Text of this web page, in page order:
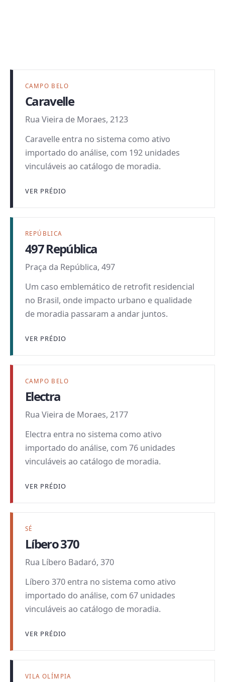
CAMPO BELO
Caravelle
Rua Vieira de Moraes, 2123
Caravelle entra no sistema como ativo
importado do análise, com 192 unidades
vinculáveis ao catálogo de moradia.
VER PRÉDIO
REPÚBLICA
497 República
Praça da República, 497
Um caso emblemático de retrofit residencial
no Brasil, onde impacto urbano e qualidade
de moradia passaram a andar juntos.
VER PRÉDIO
CAMPO BELO
Electra
Rua Vieira de Moraes, 2177
Electra entra no sistema como ativo
importado do análise, com 76 unidades
vinculáveis ao catálogo de moradia.
VER PRÉDIO
SÉ
Líbero 370
Rua Líbero Badaró, 370
Líbero 370 entra no sistema como ativo
importado do análise, com 67 unidades
vinculáveis ao catálogo de moradia.
VER PRÉDIO
VILA OLÍMPIA